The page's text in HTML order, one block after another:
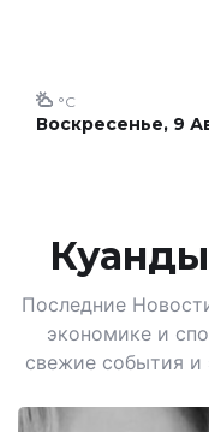
Воскресенье, 9
°C
Последние
экономике и
свежие события и